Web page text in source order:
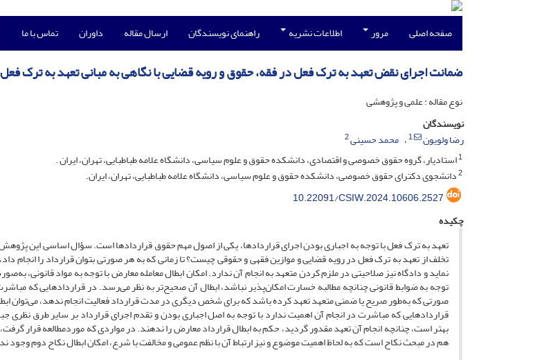
صفحه اصلی مرور اطلاعات نشریه راهنمای نویسندگان ارسال مقاله داوران تماس با ما
ضمانت اجرای نقض تعهد به ترک فعل در فقه، حقوق و رویه قضایی با نگاهی به مبانی تعهد به ترک فعل
نوع مقاله : علمی و پژوهشی
نویسندگان
رضا ولویون
1 محمد حسینی2
1استادیار، گروه حقوق خصوصی و اقتصادی، دانشکده حقوق و علوم سیاسی، دانشگاه علامه طباطبایی، تهران، ایران .
2دانشجوی دکترای حقوق خصوصی، دانشکده حقوق و علوم سیاسی، دانشگاه علامه طباطبایی، تهران، ایران.
10.22091/CSIW.2024.10606.2527
چکیده
تعهد به ترک فعل با توجه ‌به اجباری بودن اجرای قراردادها، یکی از اصول مهم حقوق قراردادها است. سؤال اساسی این
تخلف از تعهد به ترک فعل در رویه قضایی و موازین فقهی و حقوقی چیست؟ تا زمانی که به هر صورتی بتوان قرارداد را انجام
نماید و دادگاه نیز صلاحیتی در ملزم کردن متعهد به انجام آن ندارد. امکان ابطال معامله معارض با توجه ‌به مواد قانونی،
توجه ‌به ضوابط قانونی چنانچه مطالبه خسارت امکان‌پذیر نباشد، ابطال آن صحیح‌تر به نظر می‌رسد. در قراردادهایی که
صورتی که به‌طور صریح یا ضمنی متعهد تعهد کرده باشد که برای شخص دیگری در مدت قرارداد فعالیت انجام ندهد، می‌توان
قراردادهایی که مباشرت در انجام آن اهمیت ندارد با توجه ‌به اصل اجباری بودن و تقدم اجرای قرارداد بر سایر طرق نظری
بهتر است، چنانچه انجام آن تعهد مقدور گردید، حکم به ابطال قرارداد معارض را ندهند. در مواردی که موردمطالعه قرار
هم در مبحث نکاح است که به لحاظ اهمیت موضوع و نیز ارتباط آن با نظم عمومی و مخالفت با شرع، امکان ابطال نکاح دوم وجود